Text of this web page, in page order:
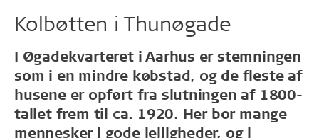
Kolbøtten i Thunøgade
I Øgadekvarteret i Aarhus er stemningen
som i en mindre købstad, og de fleste af
husene er opført fra slutningen af 1800-
tallet frem til ca. 1920. Her bor mange
mennesker i gode lejligheder, og i